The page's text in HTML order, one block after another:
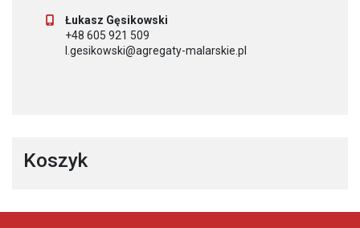
Łukasz Gęsikowski
+48 605 921 509
l.gesikowski@agregaty-malarskie.pl
Koszyk